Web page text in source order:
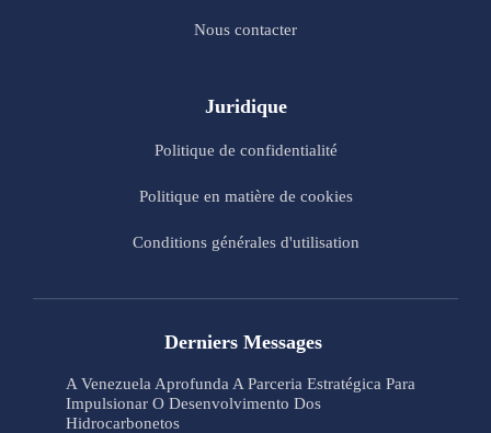
Nous contacter
Juridique
Politique de confidentialité
Politique en matière de cookies
Conditions générales d'utilisation
Derniers Messages
A Venezuela Aprofunda A Parceria Estratégica Para
Impulsionar O Desenvolvimento Dos
Hidrocarbonetos